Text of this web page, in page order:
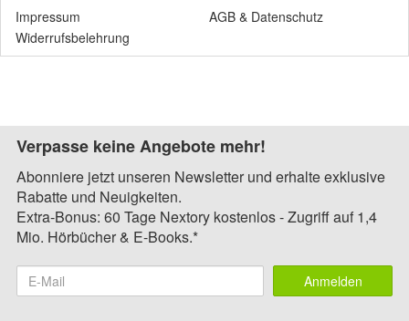
Impressum
AGB & Datenschutz
Widerrufsbelehrung
Verpasse keine Angebote mehr!
Abonniere jetzt unseren Newsletter und erhalte exklusive
Rabatte und Neuigkeiten.
Extra-Bonus: 60 Tage Nextory kostenlos - Zugriff auf 1,4
Mio. Hörbücher & E-Books.*
Anmelden